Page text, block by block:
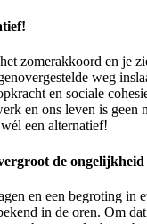
zomerakkoord en je
weg
en sociale
en ons leven is geen
een alternatief!
de ongelijkheid
en een begroting in
in de oren. Om